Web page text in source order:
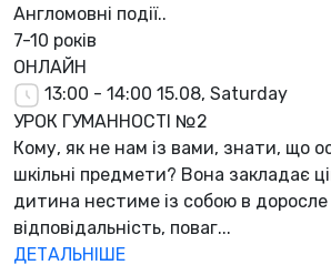
Англомовні події..
7-10 років
ОНЛАЙН
13:00 - 14:00 15.08, Saturday
УРОК ГУМАННОСТІ №2
Кому, як не нам із вами, знати, що
шкільні предмети? Вона закладає
дитина нестиме із собою в
відповідальність, поваг...
ДЕТАЛЬНІШЕ